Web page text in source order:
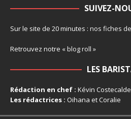
SUIVEZ-
Sur le site de 20 minutes : nos fiches
Retrouvez notre « blog roll »
LES
Rédaction en chef : Kévin
Les rédactrices : Oihana et Coralie